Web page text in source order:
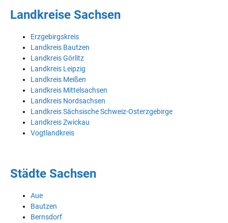
Landkreise Sachsen
Erzgebirgskreis
Landkreis Bautzen
Landkreis Görlitz
Landkreis Leipzig
Landkreis Meißen
Landkreis Mittelsachsen
Landkreis Nordsachsen
Landkreis Sächsische Schweiz-Osterzgebirge
Landkreis Zwickau
Vogtlandkreis
Städte Sachsen
Aue
Bautzen
Bernsdorf